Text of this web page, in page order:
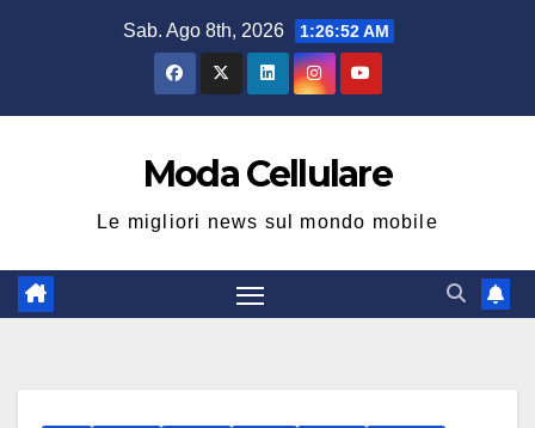
Sab. Ago 8th, 2026 1:26:53 AM
Moda Cellulare
Le migliori news sul mondo mobile